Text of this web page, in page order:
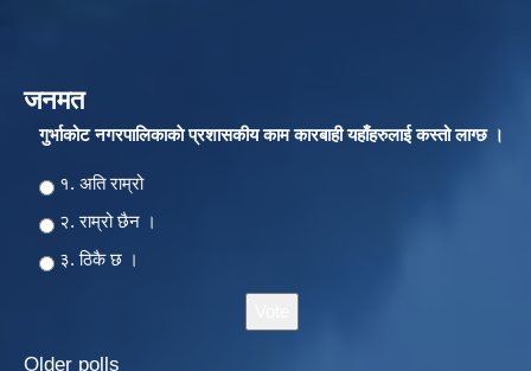
जनमत
गुर्भाकोट नगरपालिकाकाे प्रशासकीय काम कारबाही यहाँहरुलाई कस्तो लाग्छ ।
Choices
१. अति राम्रो
२‍‍. राम्रो छैन ।
३. ठिकै छ ।
Older polls